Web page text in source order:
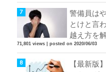
警備員は
とけと言
越え方を
71,801 views posted on 2020/06/03
【最新版